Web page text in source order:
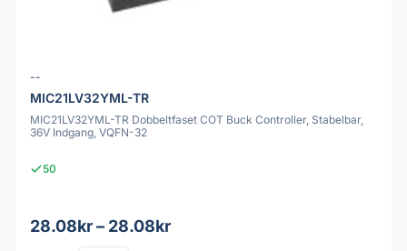
--
MIC21LV32YML-TR
MIC21LV32YML-TR Dobbeltfaset COT Buck Controller, Stabelbar,
36V Indgang, VQFN-32
50
28.08kr – 28.08kr